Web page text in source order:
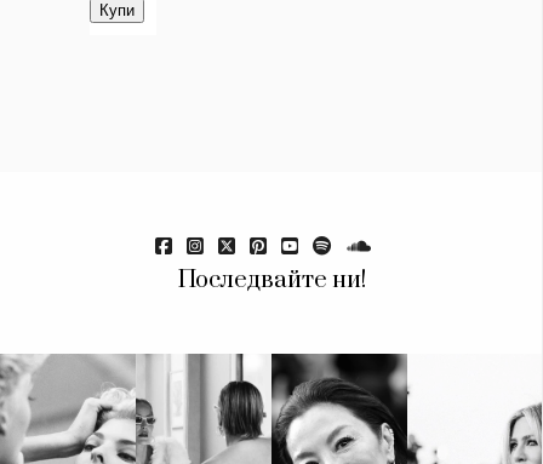
Последвайте ни!
Wellness
Ако нашият сайт ви харесва, можете да се абонирате за
седмичния ни нюзлетър тук:
© 2026, HighViewArt | Всички права запазени